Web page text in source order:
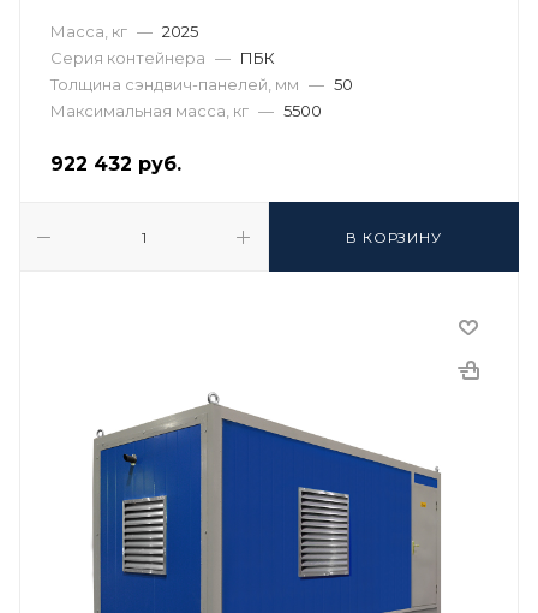
Масса, кг — 2025
Серия контейнера — ПБК
Толщина сэндвич-панелей, мм — 50
Максимальная масса, кг — 5500
922 432 руб.
В КОРЗИНУ